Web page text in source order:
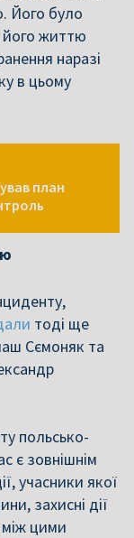
Його було
його життю
наразі
в цьому
план
тоді ще
Сємоняк та
польсько-
є зовнішнім
учасники якої
захисні дії
між цими